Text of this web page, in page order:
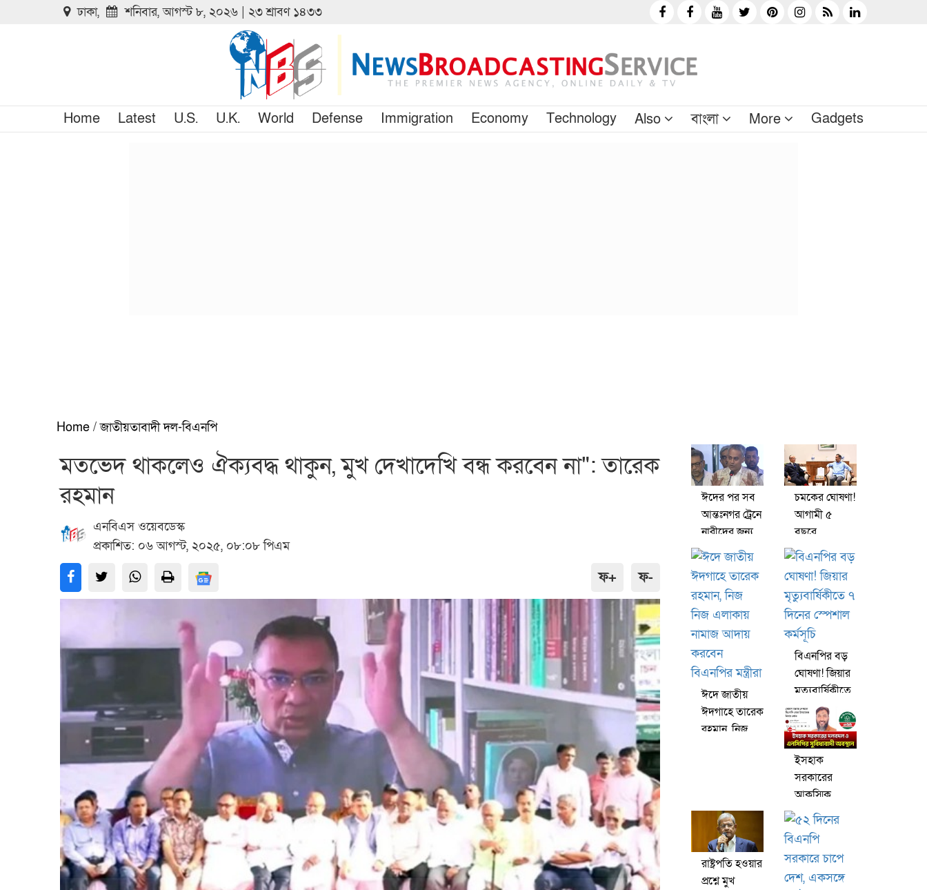
ঢাকা, শনিবার, আগস্ট ৮, ২০২৬ | ২৩ শ্রাবণ ১৪৩৩
Home Latest U.S. U.K. World Defense Immigration Economy Technology Also বাংলা More Gadgets
Home / জাতীয়তাবাদী দল-বিএনপি
মতভেদ থাকলেও ঐক্যবদ্ধ থাকুন, মুখ দেখাদেখি বন্ধ করবেন না": তারেক
রহমান
এনবিএস ওয়েবডেস্ক
প্রকাশিত: ০৬ আগস্ট, ২০২৫, ০৮:০৮ পিএম
ফ+ ফ-
ঈদের পর সব
আন্তঃনগর ট্রেনে
নারীদের জন্য
আলাদা কোচ
চালুর
পরিকল্পনা
সরকারের
চমকের ঘোষণা!
আগামী ৫
বছরে
বাংলাদেশকে ৫
বিলিয়ন ডলার
দিচ্ছে এডিবি
ঈদে জাতীয়
ঈদগাহে তারেক
রহমান, নিজ
মন্ত্রীরা
বিএনপির বড়
ঘোষণা! জিয়ার
মৃত্যুবার্ষিকীতে
৭ দিনের
স্পেশাল
কর্মসূচি
ইসহাক
সরকারের
আকস্মিক
দলবদল ও
এনসিপির
সুবিধাবাদী
অবস্থান
রাষ্ট্রপতি হওয়ার
প্রশ্নে মুখ